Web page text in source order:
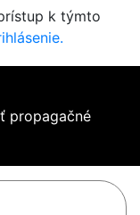
k týmto
propagačné